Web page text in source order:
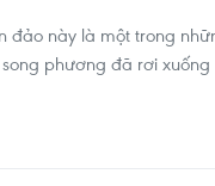
đảo này là một trong
phương đã rơi